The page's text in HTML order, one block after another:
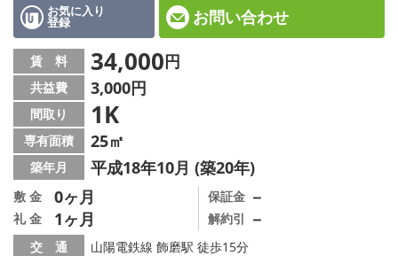
路線·駅から探す
地域から探す
地図から探す
スタッフ紹介
スタッフ募集中
店舗情報·アクセス
お気に入り
登録 お問い合わせ
賃 料 34,000円
共益費 3,000円
間取り 1K
専有面積 25㎡
築年月 平成18年10月 (築20年)
敷 金 0ヶ月
礼 金 1ヶ月
保証金 －
解約引 －
交 通
山陽電鉄線 飾磨駅 徒歩15分